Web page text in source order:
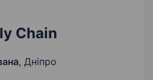
Chain
, Дніпро